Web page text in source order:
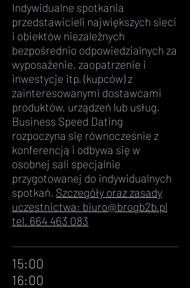
Indywidualne spotkania
przedstawicieli największych sieci
i obiektów niezależnych
bezpośrednio odpowiedzialnych za
wyposażenie, zaopatrzenie i
inwestycje itp. (kupców) z
zainteresowanymi dostawcami
produktów, urządzeń lub usług.
Business Speed Dating
rozpoczyna się równocześnie z
konferencją i odbywa się w
osobnej sali specjalnie
przygotowanej do indywidualnych
spotkań. Szczegóły oraz zasady
uczestnictwa: biuro@brogb2b.pl
tel. 664 463 083
15:00
16:00